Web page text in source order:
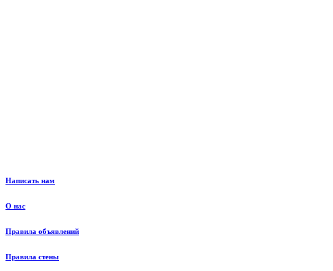
Написать нам
О нас
Правила объявлений
Правила стены